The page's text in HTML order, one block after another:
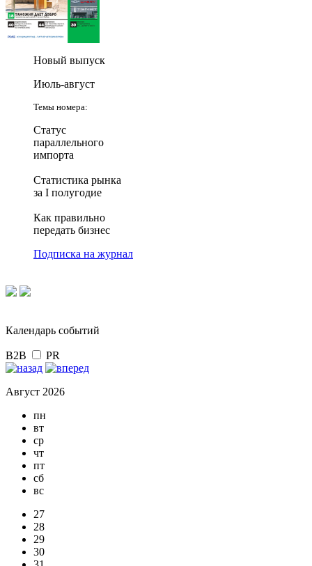
Новый выпуск
Июль-август
Темы номера:
Статус
параллельного
импорта
Статистика рынка
за I полугодие
Как правильно
передать бизнес
Подписка на журнал
Календарь событий
B2B PR
Август 2026
пн
вт
ср
чт
пт
сб
вс
27
28
29
30